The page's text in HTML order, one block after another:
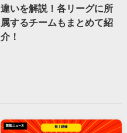
違いを解説！各リーグに所
属するチームもまとめて紹
介！